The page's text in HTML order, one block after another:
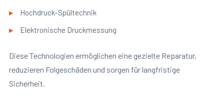
Hochdruck-Spültechnik
Elektronische Druckmessung
Diese Technologien ermöglichen eine gezielte Reparatur,
reduzieren Folgeschäden und sorgen für langfristige
Sicherheit.